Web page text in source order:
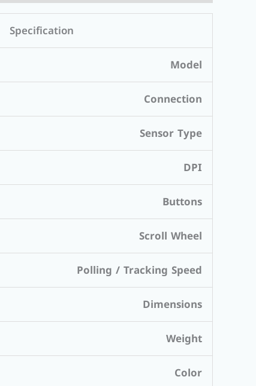
Specification
Model
Connection
Sensor Type
DPI
Buttons
Scroll Wheel
Polling / Tracking Speed
Dimensions
Weight
Color